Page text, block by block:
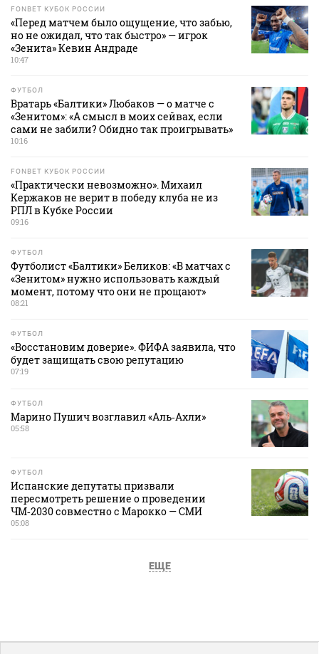
FONBET КУБОК РОССИИ
«Перед матчем было ощущение, что забью,
но не ожидал, что так быстро» — игрок
«Зенита» Кевин Андраде
10:47
ФУТБОЛ
Вратарь «Балтики» Любаков — о матче с
«Зенитом»: «А смысл в моих сейвах, если
сами не забили? Обидно так проигрывать»
10:16
FONBET КУБОК РОССИИ
«Практически невозможно». Михаил
Кержаков не верит в победу клуба не из
РПЛ в Кубке России
09:16
ФУТБОЛ
Футболист «Балтики» Беликов: «В матчах с
«Зенитом» нужно использовать каждый
момент, потому что они не прощают»
08:21
ФУТБОЛ
«Восстановим доверие». ФИФА заявила, что
будет защищать свою репутацию
07:19
ФУТБОЛ
Марино Пушич возглавил «Аль‑Ахли»
05:58
ФУТБОЛ
Испанские депутаты призвали
пересмотреть решение о проведении
ЧМ‑2030 совместно с Марокко — СМИ
05:08
ЕЩЕ